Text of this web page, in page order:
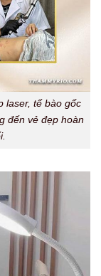
laser, tế bào gốc
đến vẻ đẹp hoàn